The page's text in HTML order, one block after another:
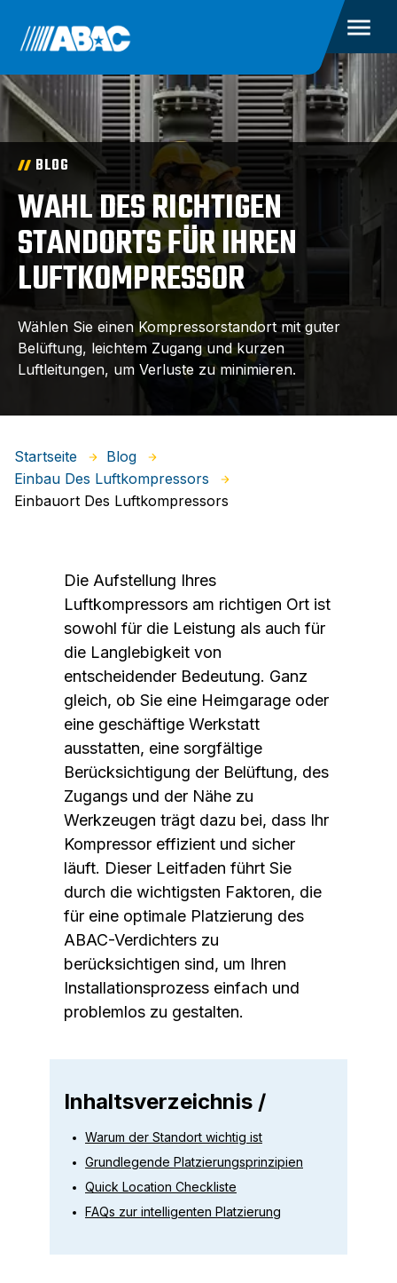
BLOG
WAHL DES RICHTIGEN
STANDORTS FÜR IHREN
LUFTKOMPRESSOR
Wählen Sie einen Kompressorstandort mit guter
Belüftung, leichtem Zugang und kurzen
Luftleitungen, um Verluste zu minimieren.
Startseite
Blog
Einbau Des Luftkompressors
Einbauort Des Luftkompressors
Die Aufstellung Ihres
Luftkompressors am richtigen Ort ist
sowohl für die Leistung als auch für
die Langlebigkeit von
entscheidender Bedeutung. Ganz
gleich, ob Sie eine Heimgarage oder
eine geschäftige Werkstatt
ausstatten, eine sorgfältige
Berücksichtigung der Belüftung, des
Zugangs und der Nähe zu
Werkzeugen trägt dazu bei, dass Ihr
Kompressor effizient und sicher
läuft. Dieser Leitfaden führt Sie
durch die wichtigsten Faktoren, die
für eine optimale Platzierung des
ABAC-Verdichters zu
berücksichtigen sind, um Ihren
Installationsprozess einfach und
problemlos zu gestalten.
Inhaltsverzeichnis /
Warum der Standort wichtig ist
Grundlegende Platzierungsprinzipien
Quick Location Checkliste
FAQs zur intelligenten Platzierung